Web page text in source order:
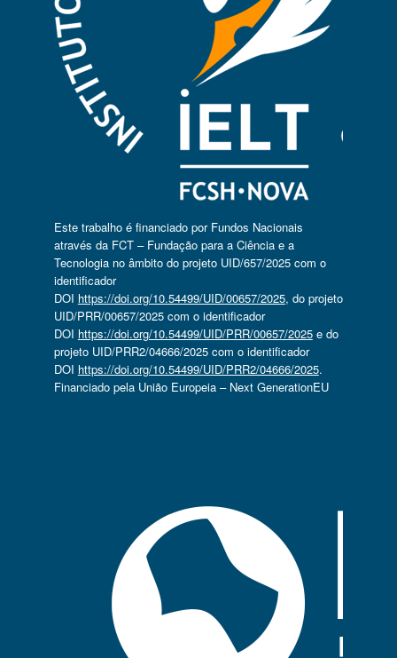
Este trabalho é financiado por Fundos Nacionais
através da FCT – Fundação para a Ciência e a
Tecnologia no âmbito do projeto UID/657/2025 com o
identificador
DOI https://doi.org/10.54499/UID/00657/2025, do projeto
UID/PRR/00657/2025 com o identificador
DOI https://doi.org/10.54499/UID/PRR/00657/2025e do
projeto UID/PRR2/04666/2025 com o identificador
DOI https://doi.org/10.54499/UID/PRR2/04666/2025.
Financiado pela União Europeia – Next GenerationEU